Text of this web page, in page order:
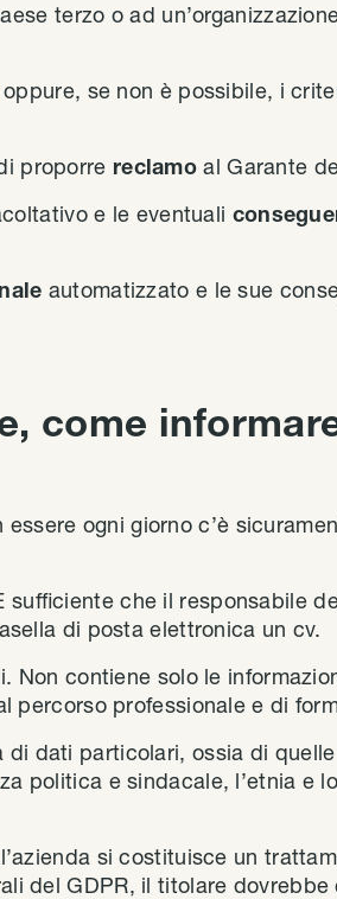
terzo o ad
se non è possibile, i
proporre reclamoal Garante
e le eventuali
automatizzato e le sue
come
ogni giorno c’è
che il responsabile
di posta elettronica un cv.
Non contiene solo le
percorso professionale e di
dati particolari, ossia di
politica e sindacale, l’etnia e
si costituisce un
del GDPR, il titolare dovrebbe